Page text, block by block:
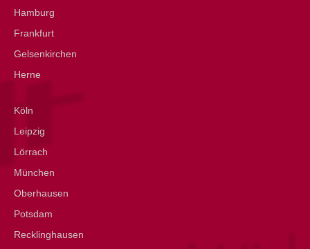
Hamburg
Frankfurt
Gelsenkirchen
Herne
Köln
Leipzig
Lörrach
München
Oberhausen
Potsdam
Recklinghausen